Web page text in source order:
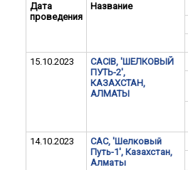
Дата
проведения
Название
15.10.2023
CACIB, 'ШЕЛКОВЫЙ
ПУТЬ-2',
КАЗАХСТАН,
АЛМАТЫ
14.10.2023
САС, 'Шелковый
Путь-1', Казахстан,
Алматы